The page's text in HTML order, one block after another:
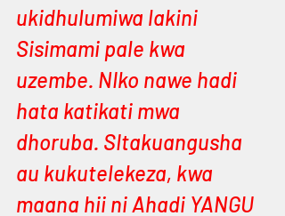
ukidhulumiwa lakini
Sisimami pale kwa
uzembe. NIko nawe hadi
hata katikati mwa
dhoruba. SItakuangusha
au kukutelekeza, kwa
maana hii ni Ahadi YANGU